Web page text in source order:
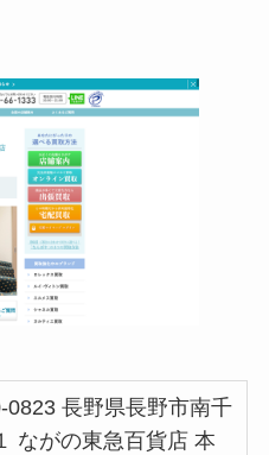
0823 長野県長野市南千
ながの東急百貨店 本